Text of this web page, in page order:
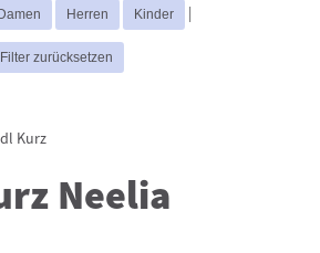
Dirndl Lang
Dirndl
|
Kurz
Neelia